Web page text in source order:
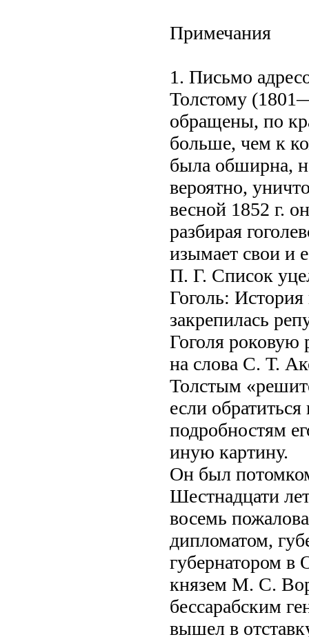
Примечания
1. Письмо
Толстому
обращены, по
больше, чем к
была обширна,
вероятно,
весной 1852 г.
разбирая
изымает свои и
П. Г. Список
Гоголь:
закрепилась
Гоголя роковую
на слова С. Т.
Толстым
если
подробностям
иную картину.
Он был
Шестнадцати
восемь
дипломатом,
губернатором в
князем М. С.
бессарабским
вышел в